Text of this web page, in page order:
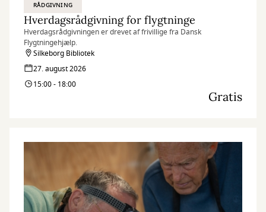
RÅDGIVNING
Hverdagsrådgivning for flygtninge
Hverdagsrådgivningen er drevet af frivillige fra Dansk
Flygtningehjælp.
Silkeborg Bibliotek
27. august 2026
15:00 - 18:00
Gratis